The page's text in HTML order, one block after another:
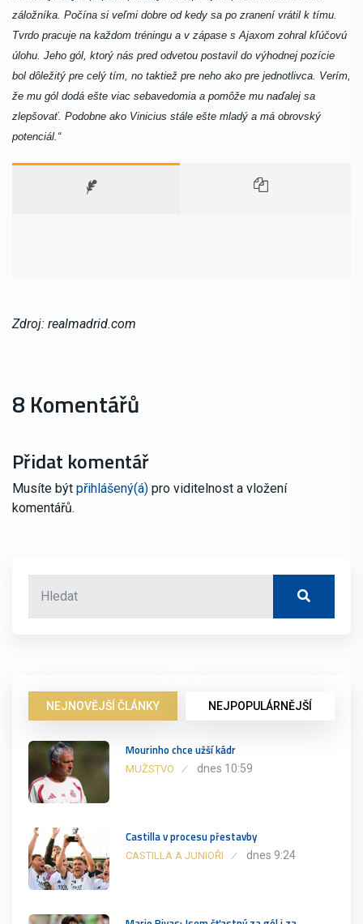
záložníka. Počína si veľmi dobre od kedy sa po zranení vrátil k tímu.
Tvrdo pracuje na každom tréningu a v zápase s Ajaxom zohral kľúčovú
úlohu. Jeho gól, ktorý nás pred odvetou postavil do výhodnej pozície
bol dôležitý pre celý tím, no taktiež pre neho ako pre jednotlivca. Verím,
že mu gól dodá ešte viac sebavedomia a pomôže mu naďalej sa
zlepšovať. Podobne ako Vinicius stále ešte mladý a má obrovský
potenciál.“
Zdroj: realmadrid.com
8 Komentářů
Přidat komentář
Musíte být přihlášený(á) pro viditelnost a vložení
komentářů.
NEJNOVĚJŠÍ ČLÁNKY NEJPOPULÁRNĚJŠÍ
Mourinho chce užší kádr
MUŽSTVO dnes 10:59
Castilla v procesu přestavby
CASTILLA A JUNIOŘI dnes 9:24